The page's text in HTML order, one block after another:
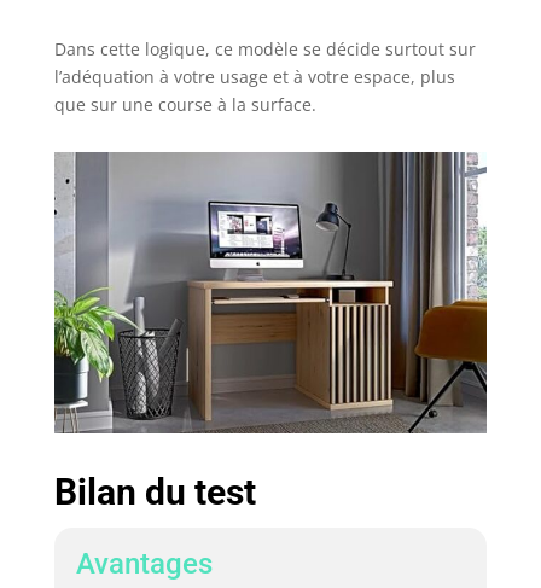
Dans cette logique, ce modèle se décide surtout sur
l’adéquation à votre usage et à votre espace, plus
que sur une course à la surface.
Bilan du test
Avantages